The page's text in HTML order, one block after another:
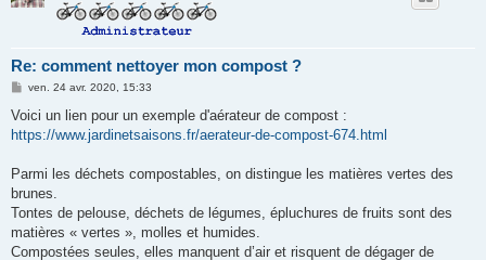
Re: comment nettoyer mon compost ?
M
s
a
ven. 24 avr. 2020, 15:33
Voici un lien pour un exemple d'aérateur de compost :
https://www.jardinetsaisons.fr/aerateur-de-compost-674.html
Parmi les déchets compostables, on distingue les matières vertes des
brunes.
Tontes de pelouse, déchets de légumes, épluchures de fruits sont des
matières « vertes », molles et humides.
Compostées seules, elles manquent d’air et risquent de dégager de